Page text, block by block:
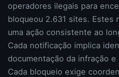
operadores ilegais para
bloqueou 2.631 sites. Estes
uma ação consistente ao
Cada notificação implica
documentação da infração e
Cada bloqueio exige